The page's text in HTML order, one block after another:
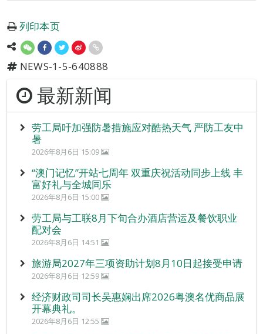
列印本页
NEWS-1-5-640888
最新新闻
劳工局吁加强防暑措施应对酷热天气 严防工友中
暑
2026年8月6日 15:09
“澳门记忆”开站七周年 双重庆祝活动同步上线 丰
富好礼与全城同乐
2026年8月6日 15:00
劳工局与工联8月下旬合办酒店营运及餐饮职业
配对会
2026年8月6日 14:51
旅游局2027年三项资助计划8月10日起接受申请
2026年8月6日 12:59
经济财政司司长吴惠娴出席2026粤澳名优商品展
开幕典礼。
2026年8月6日 12:55